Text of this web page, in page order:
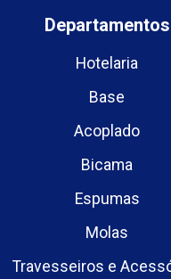
Departamentos
Hotelaria
Base
Acoplado
Bicama
Espumas
Molas
Travesseiros e